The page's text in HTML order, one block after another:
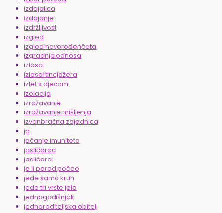
izdajalica
izdajanje
izdržljivost
izgled
izgled novorođenčeta
izgradnja odnosa
izlasci
izlasci tinejdžera
izlet s djecom
izolacija
izražavanje
izražavanje mišljenja
izvanbračna zajednica
ja
jačanje imuniteta
jasličarac
jasličarci
je li porod počeo
jede samo kruh
jede tri vrste jela
jednogodišnjak
jednoroditeljska obitelj